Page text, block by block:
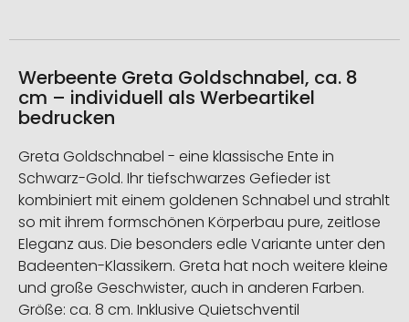
Werbeente Greta Goldschnabel, ca. 8
cm – individuell als Werbeartikel
bedrucken
Greta Goldschnabel - eine klassische Ente in
Schwarz-Gold. Ihr tiefschwarzes Gefieder ist
kombiniert mit einem goldenen Schnabel und strahlt
so mit ihrem formschönen Körperbau pure, zeitlose
Eleganz aus. Die besonders edle Variante unter den
Badeenten-Klassikern. Greta hat noch weitere kleine
und große Geschwister, auch in anderen Farben.
Größe: ca. 8 cm. Inklusive Quietschventil